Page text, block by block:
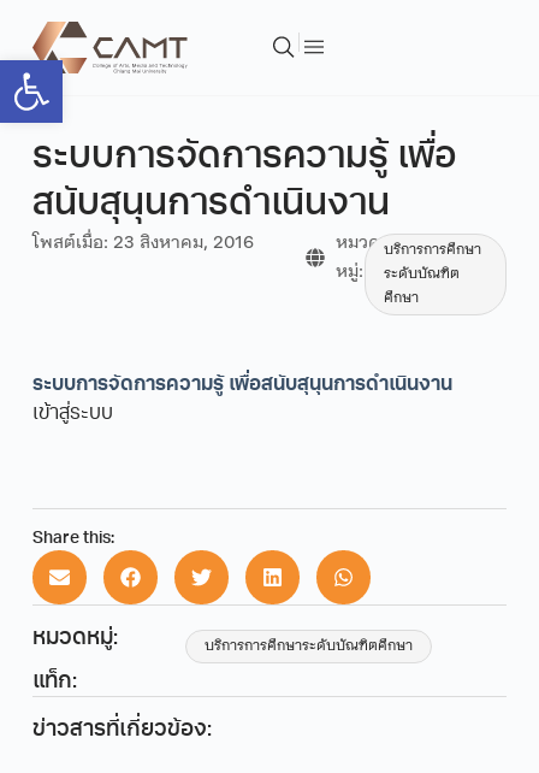
Open toolbar
ระบบการจัดการความรู้ เพื่อ
สนับสุนุนการดำเนินงาน
โพสต์เมื่อ: 23 สิงหาคม, 2016
หมวด
หมู่:
บริการการศึกษา
ระดับบัณฑิต
ศึกษา
ระบบการจัดการความรู้ เพื่อสนับสุนุนการดำเนินงาน
เข้าสู่ระบบ
Share this:
หมวดหมู่:
บริการการศึกษาระดับบัณฑิตศึกษา
แท็ก:
ข่าวสารที่เกี่ยวข้อง: